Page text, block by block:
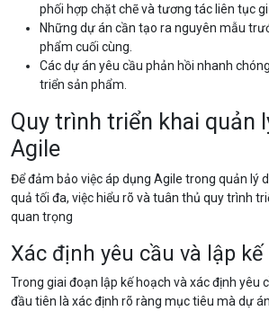
phối hợp chặt chẽ và tương tác liên tục
Những dự án cần tạo ra nguyên mẫu
phẩm cuối cùng.
Các dự án yêu cầu phản hồi nhanh
triển sản phẩm.
Quy trình triển khai quản
Agile
Để đảm bảo việc áp dụng Agile trong quản lý
quả tối đa, việc hiểu rõ và tuân thủ quy trình
quan trọng
Xác định yêu cầu và lập kế
Trong giai đoạn lập kế hoạch và xác định yêu
đầu tiên là xác định rõ ràng mục tiêu mà dự